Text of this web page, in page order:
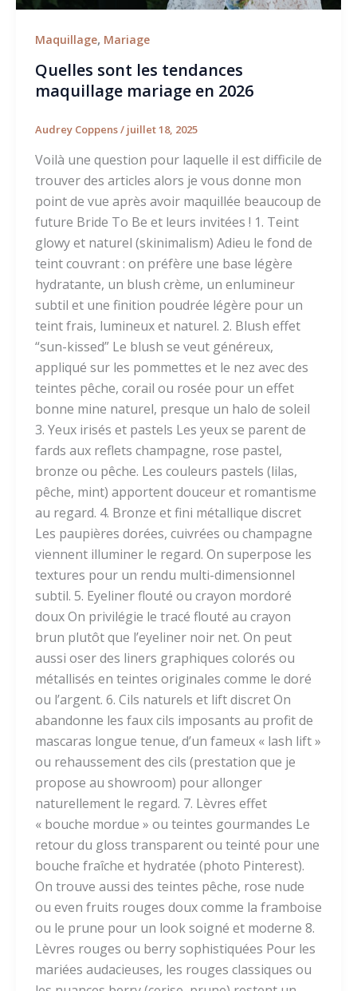
Maquillage, Mariage
Quelles sont les tendances
maquillage mariage en 2026
Audrey Coppens/ juillet 18, 2025
Voilà une question pour laquelle il est difficile de
trouver des articles alors je vous donne mon
point de vue après avoir maquillée beaucoup de
future Bride To Be et leurs invitées ! 1. Teint
glowy et naturel (skinimalism) Adieu le fond de
teint couvrant : on préfère une base légère
hydratante, un blush crème, un enlumineur
subtil et une finition poudrée légère pour un
teint frais, lumineux et naturel. 2. Blush effet
“sun-kissed” Le blush se veut généreux,
appliqué sur les pommettes et le nez avec des
teintes pêche, corail ou rosée pour un effet
bonne mine naturel, presque un halo de soleil
3. Yeux irisés et pastels Les yeux se parent de
fards aux reflets champagne, rose pastel,
bronze ou pêche. Les couleurs pastels (lilas,
pêche, mint) apportent douceur et romantisme
au regard. 4. Bronze et fini métallique discret
Les paupières dorées, cuivrées ou champagne
viennent illuminer le regard. On superpose les
textures pour un rendu multi-dimensionnel
subtil. 5. Eyeliner flouté ou crayon mordoré
doux On privilégie le tracé flouté au crayon
brun plutôt que l’eyeliner noir net. On peut
aussi oser des liners graphiques colorés ou
métallisés en teintes originales comme le doré
ou l’argent. 6. Cils naturels et lift discret On
abandonne les faux cils imposants au profit de
mascaras longue tenue, d’un fameux « lash lift »
ou rehaussement des cils (prestation que je
propose au showroom) pour allonger
naturellement le regard. 7. Lèvres effet
« bouche mordue » ou teintes gourmandes Le
retour du gloss transparent ou teinté pour une
bouche fraîche et hydratée (photo Pinterest).
On trouve aussi des teintes pêche, rose nude
ou even fruits rouges doux comme la framboise
ou le prune pour un look soigné et moderne 8.
Lèvres rouges ou berry sophistiquées Pour les
mariées audacieuses, les rouges classiques ou